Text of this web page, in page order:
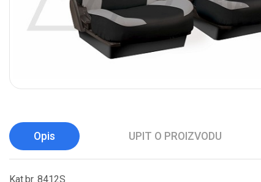
Opis UPIT O PROIZVODU
Kat.br. 8412S